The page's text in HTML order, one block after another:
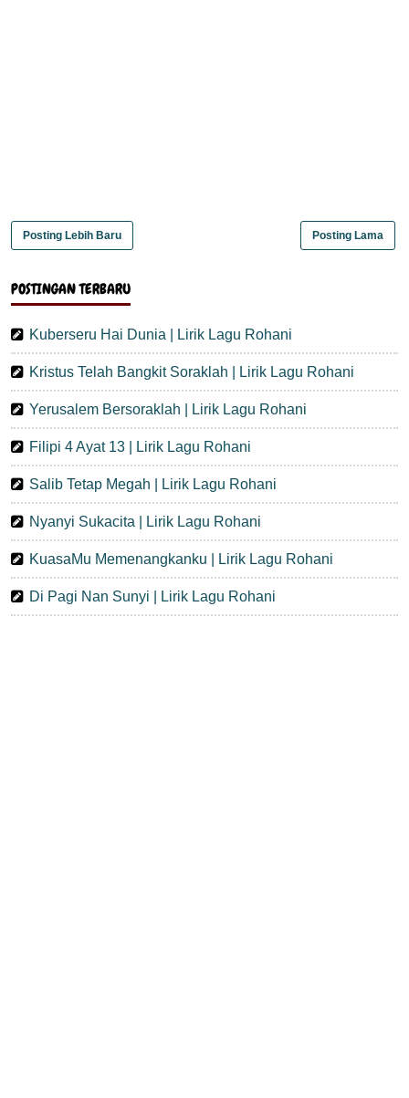
Posting Lebih Baru Posting Lama
POSTINGAN TERBARU
Kuberseru Hai Dunia | Lirik Lagu Rohani
Kristus Telah Bangkit Soraklah | Lirik Lagu Rohani
Yerusalem Bersoraklah | Lirik Lagu Rohani
Filipi 4 Ayat 13 | Lirik Lagu Rohani
Salib Tetap Megah | Lirik Lagu Rohani
Nyanyi Sukacita | Lirik Lagu Rohani
KuasaMu Memenangkanku | Lirik Lagu Rohani
Di Pagi Nan Sunyi | Lirik Lagu Rohani